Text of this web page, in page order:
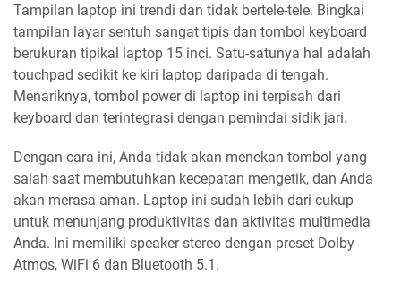
Tampilan laptop ini trendi dan tidak bertele-tele. Bingkai
tampilan layar sentuh sangat tipis dan tombol keyboard
berukuran tipikal laptop 15 inci. Satu-satunya hal adalah
touchpad sedikit ke kiri laptop daripada di tengah.
Menariknya, tombol power di laptop ini terpisah dari
keyboard dan terintegrasi dengan pemindai sidik jari.
Dengan cara ini, Anda tidak akan menekan tombol yang
salah saat membutuhkan kecepatan mengetik, dan Anda
akan merasa aman. Laptop ini sudah lebih dari cukup
untuk menunjang produktivitas dan aktivitas multimedia
Anda. Ini memiliki speaker stereo dengan preset Dolby
Atmos, WiFi 6 dan Bluetooth 5.1.